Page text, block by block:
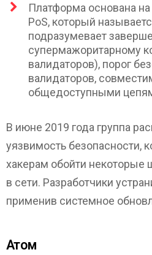
Платформа основана
PoS, который
подразумевает
супермажоритарному
валидаторов), порог
валидаторов,
общедоступными
В июне 2019 года группа
уязвимость безопасности,
хакерам обойти некоторые
в сети. Разработчики
применив системное
Атом